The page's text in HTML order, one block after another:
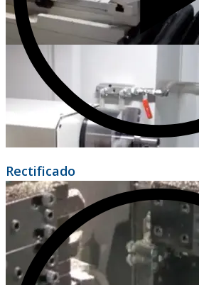
Rectificado